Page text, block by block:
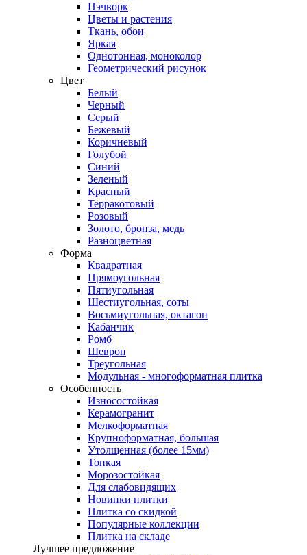
Пэчворк
Цветы и растения
Ткань, обои
Яркая
Однотонная, моноколор
Геометрический рисунок
Цвет
Белый
Черный
Серый
Бежевый
Коричневый
Голубой
Синий
Зеленый
Красный
Терракотовый
Розовый
Золото, бронза, медь
Разноцветная
Форма
Квадратная
Прямоугольная
Пятиугольная
Шестиугольная, соты
Восьмиугольная, октагон
Кабанчик
Ромб
Шеврон
Треугольная
Модульная - многоформатная плитка
Особенность
Износостойкая
Керамогранит
Мелкоформатная
Крупноформатная, большая
Утолщенная (более 15мм)
Тонкая
Морозостойкая
Для слабовидящих
Новинки плитки
Плитка со скидкой
Популярные коллекции
Плитка на складе
Лучшее предложение